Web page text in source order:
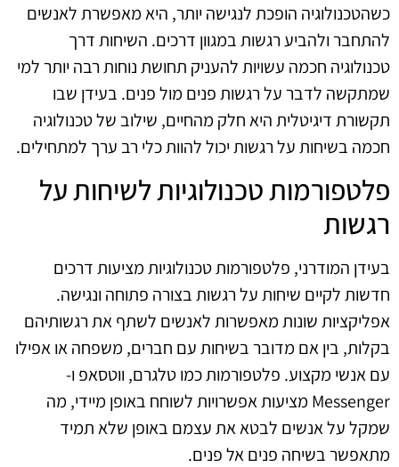
כשהטכנולוגיה הופכת לנגישה יותר, היא מאפשרת לאנשים
להתחבר ולהביע רגשות במגוון דרכים. השיחות דרך
טכנולוגיה חכמה עשויות להעניק תחושת נוחות רבה יותר למי
שמתקשה לדבר על רגשות פנים מול פנים. בעידן שבו
תקשורת דיגיטלית היא חלק מהחיים, שילוב של טכנולוגיה
חכמה בשיחות על רגשות יכול להוות כלי רב ערך למתחילים.
פלטפורמות טכנולוגיות לשיחות על
רגשות
בעידן המודרני, פלטפורמות טכנולוגיות מציעות דרכים
חדשות לקיים שיחות על רגשות בצורה פתוחה ונגישה.
אפליקציות שונות מאפשרות לאנשים לשתף את רגשותיהם
בקלות, בין אם מדובר בשיחות עם חברים, משפחה או אפילו
עם אנשי מקצוע. פלטפורמות כמו טלגרם, ווטסאפ ו-
Messenger מציעות אפשרויות לשוחח באופן מיידי, מה
שמקל על אנשים לבטא את עצמם באופן שלא תמיד
מתאפשר בשיחה פנים אל פנים.